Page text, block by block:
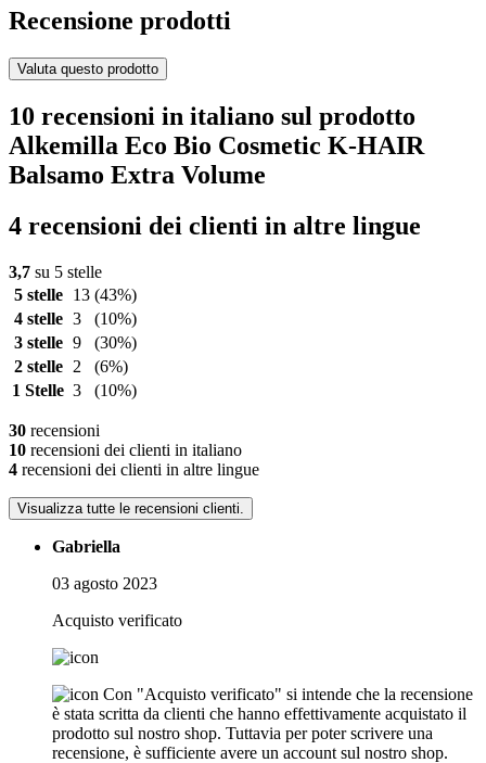
Recensione prodotti
Valuta questo prodotto
10 recensioni in italiano sul prodotto
Alkemilla Eco Bio Cosmetic K-HAIR
Balsamo Extra Volume
4 recensioni dei clienti in altre lingue
3,7 su 5 stelle
5 stelle
13 (43%)
4 stelle 3
(10%)
3 stelle 9
(30%)
2 stelle
2
(6%)
1 Stelle 3 (10%)
30 recensioni
10 recensioni dei clienti in italiano
4 recensioni dei clienti in altre lingue
Visualizza tutte le recensioni clienti.
Gabriella
03 agosto 2023
Acquisto verificato
Con "Acquisto verificato" si intende che la recensione
è stata scritta da clienti che hanno effettivamente acquistato il
prodotto sul nostro shop. Tuttavia per poter scrivere una
recensione, è sufficiente avere un account sul nostro shop.